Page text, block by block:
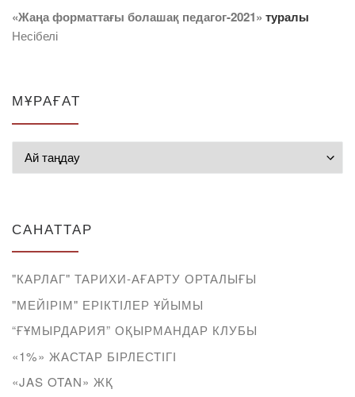
«Жаңа форматтағы болашақ педагог-2021» туралы
Несібелі
МҰРАҒАТ
САНАТТАР
"КАРЛАГ" ТАРИХИ-АҒАРТУ ОРТАЛЫҒЫ
"МЕЙІРІМ" ЕРІКТІЛЕР ҰЙЫМЫ
“ҒҰМЫРДАРИЯ” ОҚЫРМАНДАР КЛУБЫ
«1%» ЖАСТАР БІРЛЕСТІГІ
«JAS OTAN» ЖҚ